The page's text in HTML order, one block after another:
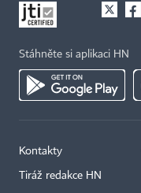
Stáhněte si aplikaci HN
Kontakty
Tiráž redakce HN